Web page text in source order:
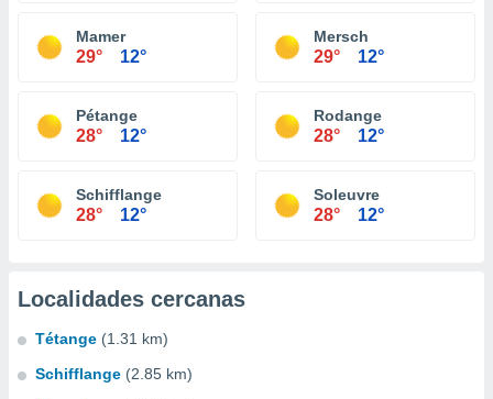
Mamer
29° 12°
Mersch
29° 12°
Pétange
28° 12°
Rodange
28° 12°
Schifflange
28° 12°
Soleuvre
28° 12°
Localidades cercanas
Tétange (1.31 km)
Schifflange (2.85 km)